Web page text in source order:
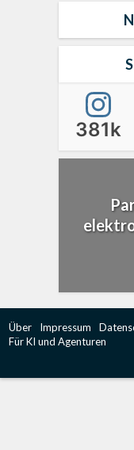
381k
Über Impressum
Für KI und Agenturen